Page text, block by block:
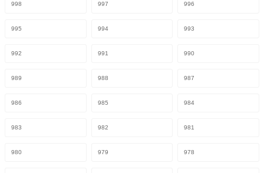
998 997 996
995 994 993
992 991 990
989 988 987
986 985 984
983 982 981
980 979 978